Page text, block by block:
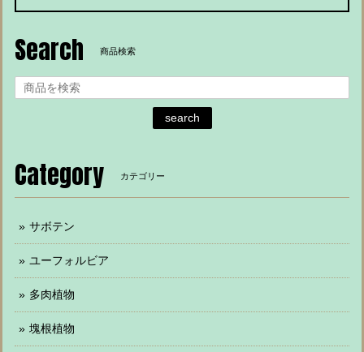
Search 商品検索
search
Category カテゴリー
サボテン
ユーフォルビア
多肉植物
塊根植物